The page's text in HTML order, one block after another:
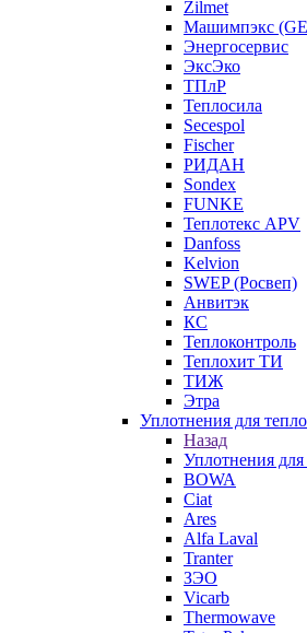
Zilmet
Машимпэкс
Энергосервис
ЭксЭко
ТПлР
Теплосила
Secespol
Fischer
РИДАН
Sondex
FUNKE
Теплотекс APV
Danfoss
Kelvion
SWEP (Росвеп)
Анвитэк
КС
Теплоконтроль
Теплохит ТИ
ТИЖ
Этра
Уплотнения для
Назад
Уплотнения
BOWA
Ciat
Ares
Alfa Laval
Tranter
ЗЭО
Vicarb
Thermowave